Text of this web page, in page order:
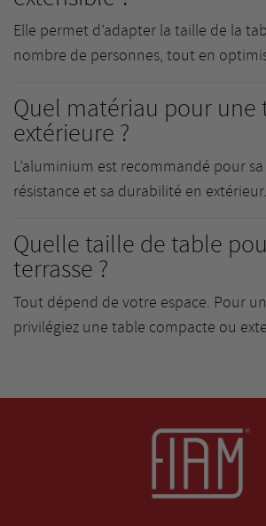
Elle permet d’adapter la taille de la
nombre de personnes, tout en
Quel matériau pour une
extérieure ?
L’aluminium est recommandé pour
résistance et sa durabilité en extérieur.
Quelle taille de table
terrasse ?
Tout dépend de votre espace. Pour
privilégiez une table compacte ou